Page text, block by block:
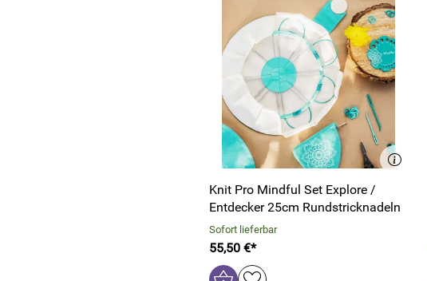
Knit Pro Mindful Set Explore /
Entdecker 25cm Rundstricknadeln
Sofort lieferbar
55,50 €*